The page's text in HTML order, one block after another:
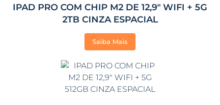
IPAD PRO COM CHIP M2 DE 12,9″ WIFI + 5G
2TB CINZA ESPACIAL
Saiba Mais